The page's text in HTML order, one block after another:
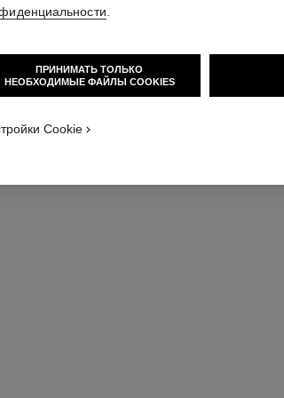
стандартного размера
ПРИНИМАТЬ ТОЛЬКО
НЕОБХОДИМЫЕ ФАЙЛЫ COOKIES
Cookie